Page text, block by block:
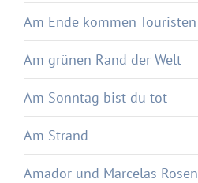
Am Ende kommen Touristen
Am grünen Rand der Welt
Am Sonntag bist du tot
Am Strand
Amador und Marcelas Rosen